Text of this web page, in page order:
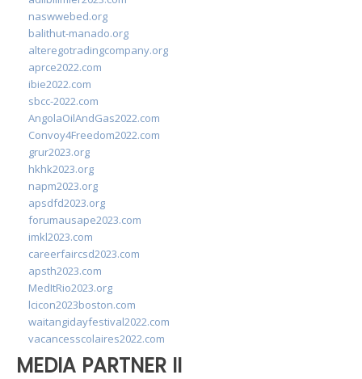
naswwebed.org
balithut-manado.org
alteregotradingcompany.org
aprce2022.com
ibie2022.com
sbcc-2022.com
AngolaOilAndGas2022.com
Convoy4Freedom2022.com
grur2023.org
hkhk2023.org
napm2023.org
apsdfd2023.org
forumausape2023.com
imkl2023.com
careerfaircsd2023.com
apsth2023.com
MedItRio2023.org
lcicon2023boston.com
waitangidayfestival2022.com
vacancesscolaires2022.com
MEDIA PARTNER II